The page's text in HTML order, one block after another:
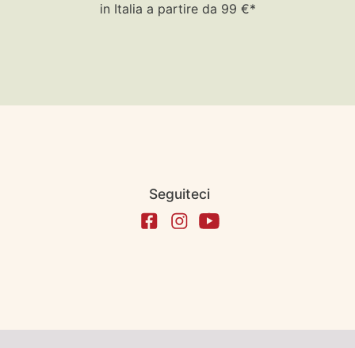
in Italia a partire da 99 €*
Seguiteci